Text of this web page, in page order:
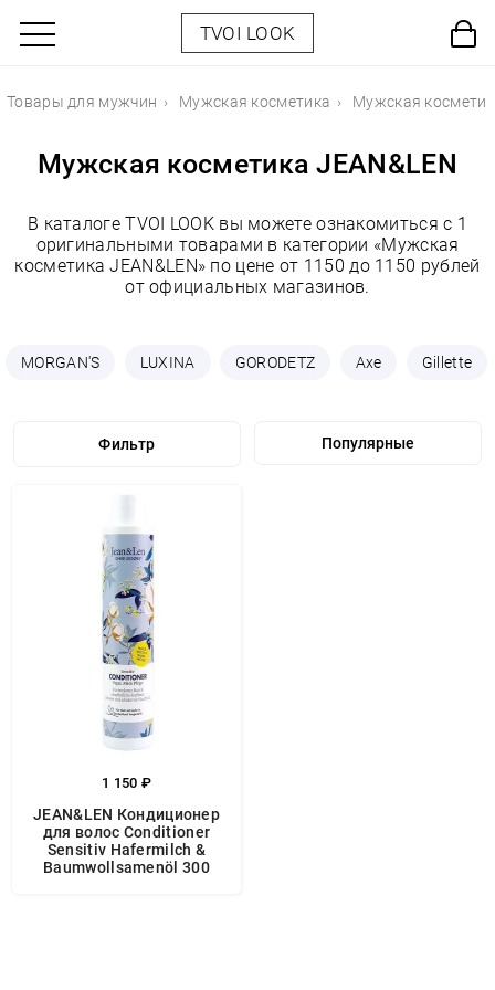
TVOI LOOK
Товары для мужчин Мужская косметика Мужская
Мужская косметика JEAN&LEN
В каталоге TVOI LOOK вы можете ознакомиться с 1
оригинальными товарами в категории «Мужская
косметика JEAN&LEN» по цене от 1150 до 1150 рублей
от официальных магазинов.
MORGAN'S LUXINA GORODETZ Axe Gillette
Фильтр
1 150 ₽
JEAN&LEN Кондиционер
для волос Conditioner
Sensitiv Hafermilch &
Baumwollsamenöl 300